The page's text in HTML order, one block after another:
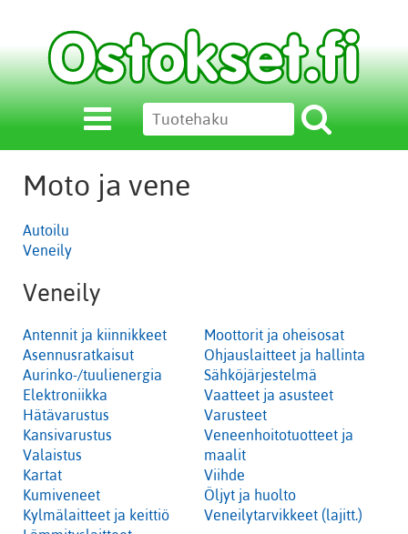
Moto ja vene
Autoilu
Veneily
Veneily
Antennit ja kiinnikkeet
Asennusratkaisut
Aurinko-/tuulienergia
Elektroniikka
Hätävarustus
Kansivarustus
Valaistus
Kartat
Kumiveneet
Kylmälaitteet ja keittiö
Moottorit ja oheisosat
Ohjauslaitteet ja hallinta
Sähköjärjestelmä
Vaatteet ja asusteet
Varusteet
Veneenhoitotuotteet ja
maalit
Viihde
Öljyt ja huolto
Veneilytarvikkeet (lajitt.)